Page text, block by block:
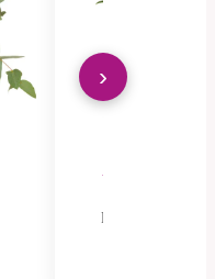
Wyślij
Roznieś radość
›